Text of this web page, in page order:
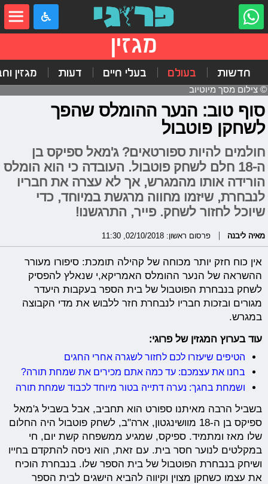
מגזין
חדשות בעולם בעלי חיים דעות מגזין
© צילום מסך מיוטיוב
סוף טוב: הנער ההומלס שהפך
לשחקן פוטבול
חולמים להיות ספורטאים? ג'מאל ספיקס בן
ה-18 חלם לשחק פוטבול. העובדה כי הוא הומלס
הורידה אותו מהמגרש, אך לא עצרה את חבריו
לנבחרת, שיזמו מחווה מרגשת במיוחד, כדי
שיוכל לחזור לשחק. פייר, התרגשנו!
מאיה ליבנה פרסום ראשון: 02/10/2018, 11:30
אין כוח חזק יותר מכוחה של קהילה תומכת: סיפורו מעורר
ההשראה של הנער ההומלס האמריקא,י שנאלץ להפסיק
לשחק בנבחרת הפוטבול של בית הספר בעקבות היעדר
מגורים ובזכות חבריו לנבחרת חזר ללבוש את מדי הקבוצה
במגרש.
עוד בערוץ המגזין של פרוגי:
הטיפים שיעזרו לכם לחזור לשגרה אחרי החגים
בחנו את עצמכם: עד כמה אתם מכירים את שמחת תורה?
ושמחת בחגך: נערה דתייה בטור מיוחד לכבוד שמחת תורה
בשביל הרבה מאיתנו ספורט הוא תחביב, אבל בשביל ג'מאל
ספיקס בן ה-18 מוושינגטון, ארה"ב, לשחק פוטבול היה החלום
שלו מאז ומתמיד. ספיקס, שמגיע ממשפחה קשת יום, חי
במקלטים לנוער חסר בית. עם זאת, הוא ניסה להתקדם בחייו
ושיחק בנבחרת הפוטבול של בית הספר שלו. בנבחרת הוכיח
את עצמו כשחקן מצוין וקיווה להביא הישגים לבית הספר